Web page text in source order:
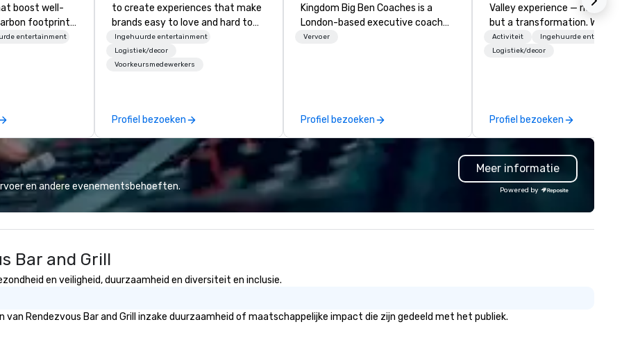
boost well-
footprints.
the run with
entertainment
to create experiences that make
brands easy to love and hard to
forget. Most companies already
know what makes them easy to
love; we help teams design
Ingehuurde entertainment
Logistiek/decor
Voorkeursmedewerkers
Profiel bezoeken
Kingdom Big Ben Coaches is a
London-based executive coach
operator specialising in reliable,
executive fleet, we provide
seamless transport solutions for
planners delivering programmes in
London and throughout the UK.
We operate a fleet of 49–53
6 / ULEZ compliant, featuring air-
conditioning, reclining seats, PA
Vervoer
Profiel bezoeken
Valley experience — not a
but a transformation. We
and facilitate custom
innovation tours, learning
delegations, incentive
corporate offsites. Whether
group wants to think like a
Valley founder, explore the
mindsets driving the world's
fastest-growing companies,
walk away with a practical
innovation playbook, SVEA
seniority, and objectives.
Activiteit
Ingehuurde
Logistiek/decor
Profiel bezoeken
en andere evenementsbehoeften.
Meer informatie
Powered by
Bar and Grill
en veiligheid, duurzaamheid en diversiteit en inclusie.
Rendezvous Bar and Grill inzake duurzaamheid of maatschappelijke impact die zijn gedeeld met het publiek.